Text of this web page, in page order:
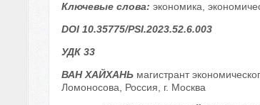
Ключевые слова: экономика,
DOI 10.35775/PSI.2023.52.6.003
УДК 33
ВАН ХАЙХАНЬмагистрант
Ломоносова, Россия, г. Москва